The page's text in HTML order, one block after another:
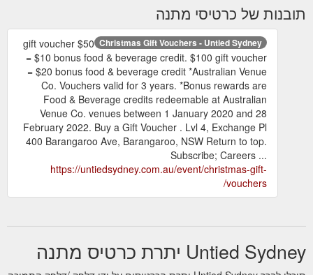
תובנות של כרטיסי מתנה
Christmas Gift Vouchers - Untied Sydney
$50 gift voucher
= $10 bonus food & beverage credit. $100 gift voucher
= $20 bonus food & beverage credit *Australian Venue
Co. Vouchers valid for 3 years. *Bonus rewards are
Food & Beverage credits redeemable at Australian
Venue Co. venues between 1 January 2020 and 28
February 2022. Buy a Gift Voucher . Lvl 4, Exchange Pl
400 Barangaroo Ave, Barangaroo, NSW Return to top.
Subscribe; Careers ...
https://untiedsydney.com.au/event/christmas-gift-
vouchers/
Untied Sydney יתרת כרטיס מתנה